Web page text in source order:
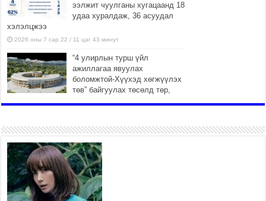
ээлжит чуулганы хугацаанд 18
удаа хуралдаж, 36 асуудал
хэлэлцжээ
2026 оны 7 сар 22 / 11 цаг 43 минут
“4 улирлын турш үйл
ажиллагаа явуулах
боломжтой-Хүүхэд хөгжүүлэх
төв” байгуулах төсөлд төр,
Б.Пүрэвдагва: “Урт цагаан”-ыг
залуучууд чөлөөт цагаа
өнгөрүүлдэг, жуулчид зорьж
ирдэг цэг болгоно
2026 оны 7 сар 21 / 16 цаг 47 минут